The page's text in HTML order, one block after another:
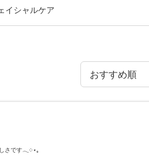
イシャルケア
さです𓂃༶⋆｡